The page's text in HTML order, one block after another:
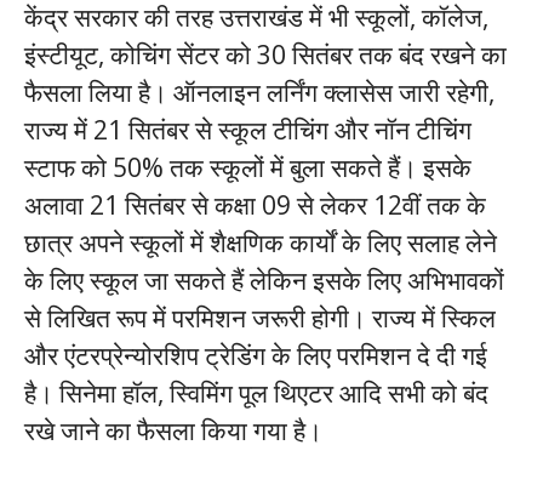
केंद्र सरकार की तरह उत्तराखंड में भी स्कूलों, कॉलेज,
इंस्टीयूट, कोचिंग सेंटर को 30 सितंबर तक बंद रखने का
फैसला लिया है। ऑनलाइन लर्निंग क्लासेस जारी रहेगी,
राज्य में 21 सितंबर से स्कूल टीचिंग और नॉन टीचिंग
स्टाफ को 50% तक स्कूलों में बुला सकते हैं। इसके
अलावा 21 सितंबर से कक्षा 09 से लेकर 12वीं तक के
छात्र अपने स्कूलों में शैक्षणिक कार्यों के लिए सलाह लेने
के लिए स्कूल जा सकते हैं लेकिन इसके लिए अभिभावकों
से लिखित रूप में परमिशन जरूरी होगी। राज्य में स्किल
और एंटरप्रेन्योरशिप ट्रेडिंग के लिए परमिशन दे दी गई
है। सिनेमा हॉल, स्विमिंग पूल थिएटर आदि सभी को बंद
रखे जाने का फैसला किया गया है।